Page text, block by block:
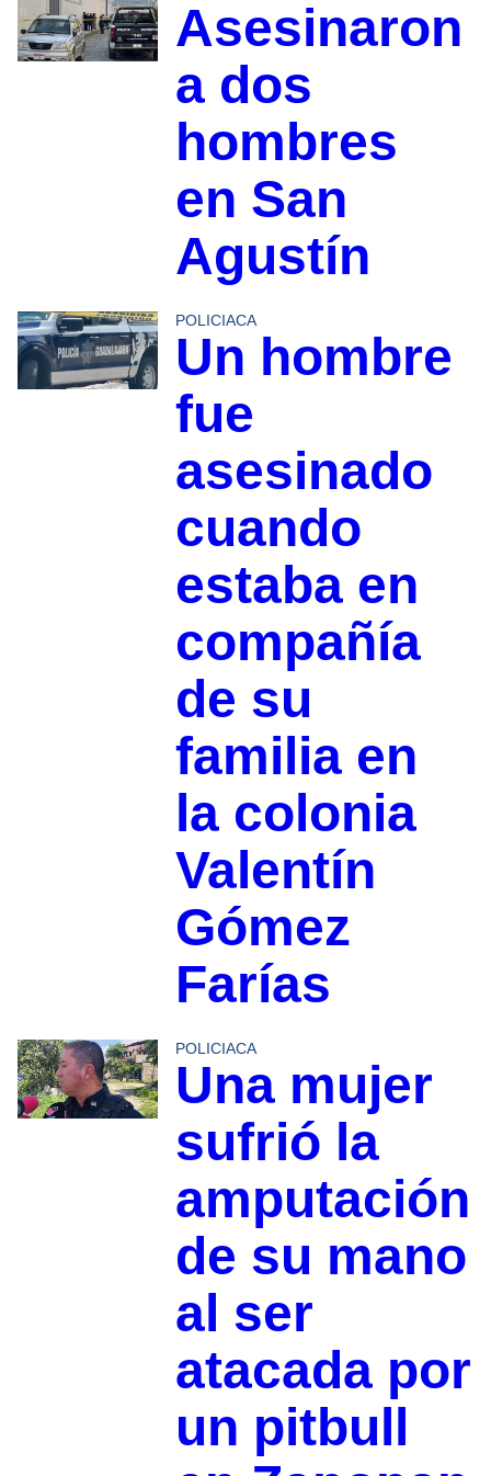
Asesinaron
a dos
hombres
en San
Agustín
POLICIACA
Un hombre
fue
asesinado
cuando
estaba en
compañía
de su
familia en
la colonia
Valentín
Gómez
Farías
POLICIACA
Una mujer
sufrió la
amputación
de su mano
al ser
atacada por
un pitbull